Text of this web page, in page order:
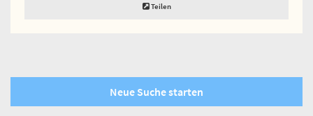
Teilen
Neue Suche starten